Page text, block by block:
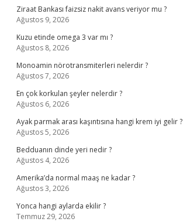
Ziraat Bankası faizsiz nakit avans veriyor mu ?
Ağustos 9, 2026
Kuzu etinde omega 3 var mı ?
Ağustos 8, 2026
Monoamin nörotransmiterleri nelerdir ?
Ağustos 7, 2026
En çok korkulan şeyler nelerdir ?
Ağustos 6, 2026
Ayak parmak arası kaşıntısına hangi krem iyi gelir ?
Ağustos 5, 2026
Bedduanın dinde yeri nedir ?
Ağustos 4, 2026
Amerika’da normal maaş ne kadar ?
Ağustos 3, 2026
Yonca hangi aylarda ekilir ?
Temmuz 29, 2026